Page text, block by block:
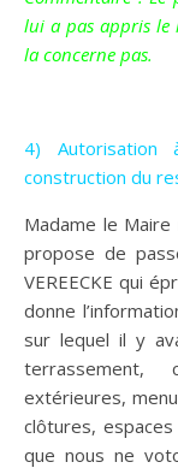
lui a pas appris le
la concerne pas.
4)
construction du
Madame le
propose de
VEREECKE qui
donne
sur lequel il y
terrassement,
extérieures,
clôtures,
que nous ne